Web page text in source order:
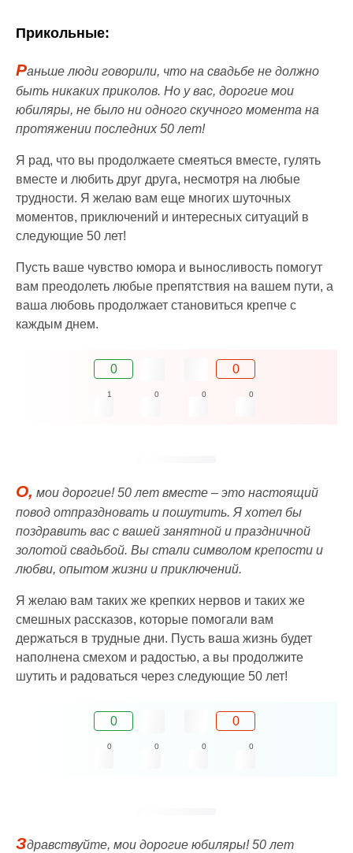
Прикольные:
Раньше люди говорили, что на свадьбе не должно
быть никаких приколов. Но у вас, дорогие мои
юбиляры, не было ни одного скучного момента на
протяжении последних 50 лет!
Я рад, что вы продолжаете смеяться вместе, гулять
вместе и любить друг друга, несмотря на любые
трудности. Я желаю вам еще многих шуточных
моментов, приключений и интересных ситуаций в
следующие 50 лет!
Пусть ваше чувство юмора и выносливость помогут
вам преодолеть любые препятствия на вашем пути, а
ваша любовь продолжает становиться крепче с
каждым днем.
0 0
1 0 0 0
О, мои дорогие! 50 лет вместе – это настоящий
повод отпраздновать и пошутить. Я хотел бы
поздравить вас с вашей занятной и праздничной
золотой свадьбой. Вы стали символом крепости и
любви, опытом жизни и приключений.
Я желаю вам таких же крепких нервов и таких же
смешных рассказов, которые помогали вам
держаться в трудные дни. Пусть ваша жизнь будет
наполнена смехом и радостью, а вы продолжите
шутить и радоваться через следующие 50 лет!
0 0
0 0 0 0
Здравствуйте, мои дорогие юбиляры! 50 лет